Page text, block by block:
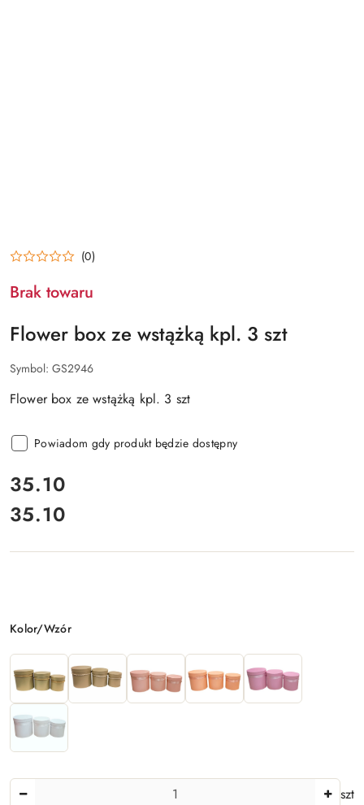
(0)
Brak towaru
Flower box ze wstążką kpl. 3 szt
Symbol: GS2946
Flower box ze wstążką kpl. 3 szt
Powiadom gdy produkt będzie dostępny
cena:
35.10
Cena:
35.10
Wariant
Kolor/Wzór
Ilość
szt